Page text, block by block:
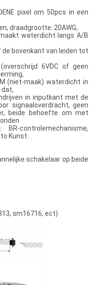
pixel om 50pcs in een
draadgrootte: 20AWG,
waterdicht langs A/B
bovenkant van leiden tot
6VDC of geen
(niet-maak) waterdicht in
dat,
in inputkant met de
signaaloverdracht, geen
beide behoefte om met
controlemechanisme,
Kunst.
schakelaar op beide
sm16716, ect)